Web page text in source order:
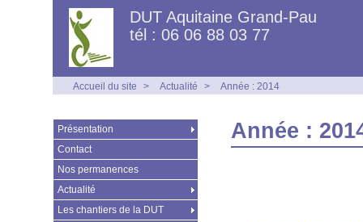
DUT Aquitaine Grand-Pau
tél : 06 06 88 03 77
Accueil du site > Actualité > Année : 2014
Année :
Présentation
Contact
Nos permanences
Actualité
Les chantiers de la DUT